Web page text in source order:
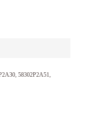
58302P2A51,